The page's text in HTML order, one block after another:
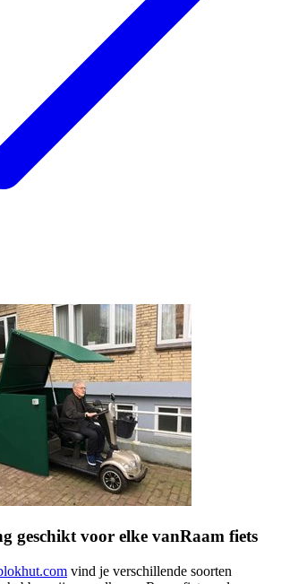
geschikt voor elke vanRaam fiets
vind je verschillende soorten